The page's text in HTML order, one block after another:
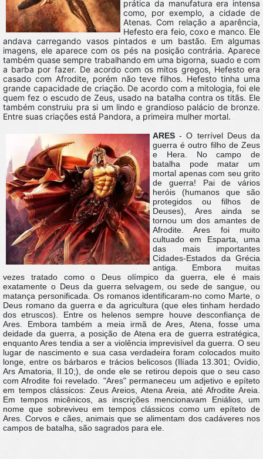
prática da manufatura era intensa
como, por exemplo, a cidade de
Atenas. Com relação a aparência,
Hefesto era feio, coxo e manco. Ele
andava carregando vasos pintados e um bastão. Em algumas
imagens, ele aparece com os pés na posição contrária. Aparece
também quase sempre trabalhando em uma bigorna, suado e com
a barba por fazer. De acordo com os mitos gregos, Hefesto era
casado com Afrodite, porém não teve filhos. Hefesto tinha uma
grande capacidade de criação. De acordo com a mitologia, foi ele
quem fez o escudo de Zeus, usado na batalha contra os titãs. Ele
também construiu pra si um lindo e grandioso palácio de bronze.
Entre suas criações está Pandora, a primeira mulher mortal.
ARES -O terrível Deus da
guerra é outro filho de Zeus
e Hera. No campo de
batalha pode matar um
mortal apenas com seu grito
de guerra! Pai de vários
heróis (humanos que são
protegidos ou filhos de
Deuses), Ares ainda se
tornou um dos amantes de
Afrodite. Ares foi muito
cultuado em Esparta, uma
das mais importantes
Cidades-Estados da Grécia
antiga. Embora muitas
vezes tratado como o Deus olímpico da guerra, ele é mais
exatamente o Deus da guerra selvagem, ou sede de sangue, ou
matança personificada. Os romanos identificaram-no como Marte, o
Deus romano da guerra e da agricultura (que eles tinham herdado
dos etruscos). Entre os helenos sempre houve desconfiança de
Ares. Embora também a meia irmã de Ares, Atena, fosse uma
deidade da guerra, a posição de Atena era de guerra estratégica,
enquanto Ares tendia a ser a violência imprevisível da guerra. O seu
lugar de nascimento e sua casa verdadeira foram colocados muito
longe, entre os bárbaros e trácios belicosos (Ilíada 13.301; Ovídio,
Ars Amatoria, II.10;), de onde ele se retirou depois que o seu caso
com Afrodite foi revelado. "Ares" permaneceu um adjetivo e epíteto
em tempos clássicos: Zeus Areios, Atena Areia, até Afrodite Areia.
Em tempos micênicos, as inscrições mencionavam Eniálios, um
nome que sobreviveu em tempos clássicos como um epíteto de
Ares. Corvos e cães, animais que se alimentam dos cadáveres nos
campos de batalha, são sagrados para ele.